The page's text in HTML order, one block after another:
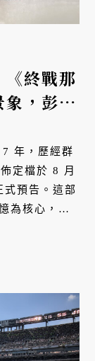
終戰那
，彭明
年，歷經群
定檔於 8 月
預告。這部
為核心，帶